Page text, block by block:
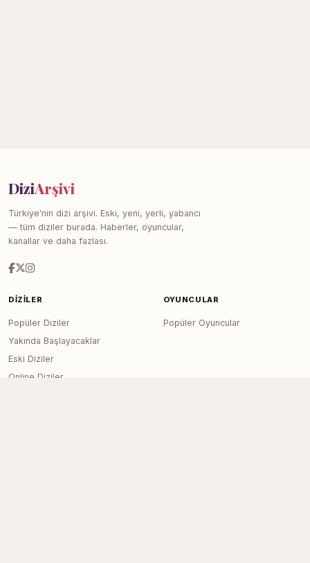
DiziArşivi
Türkiye'nin dizi arşivi. Eski, yeni, yerli, yabancı
— tüm diziler burada. Haberler, oyuncular,
kanallar ve daha fazlası.
DIZILER
Popüler Diziler
Yakında Başlayacaklar
Eski Diziler
Online Diziler
OYUNCULAR
Popüler Oyuncular